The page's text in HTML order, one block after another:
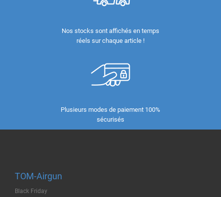
Nos stocks sont affichés en temps
réels sur chaque article !
Plusieurs modes de paiement 100%
sécurisés
TOM-Airgun
Black Friday